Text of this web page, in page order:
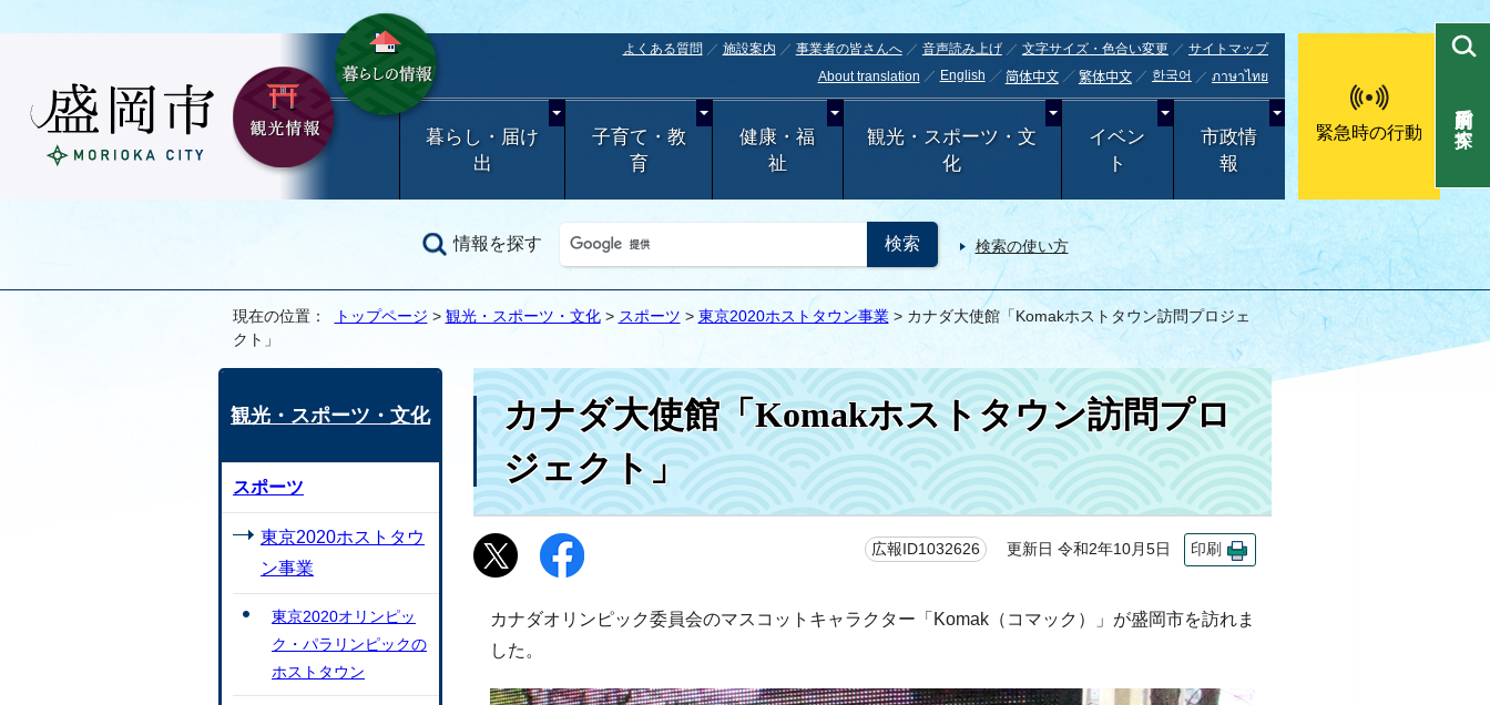
よくある質問 施設案内 事業者の皆さんへ 音声読み上げ 文字サイズ・色合い変更
サイトマップ
About translation
English 简体中文 繁体中文 한국어 ภาษาไทย
暮らし・届け
出
子育て・教
育
健康・福
祉
観光・スポーツ・文
化
イベン
ト
市政情
報
緊急時の行動
情報を探す 検索の使い方
目的別で探す
現在の位置： トップページ > 観光・スポーツ・文化> スポーツ > 東京2020ホストタウン事業> カナダ大使館「Komakホストタウン訪問プロジェ
クト」
カナダ大使館「Komakホストタウン訪問プロ
ジェクト」
広報ID1032626 更新日 令和2年10月5日 印刷
カナダオリンピック委員会のマスコットキャラクター「Komak（コマック）」が盛岡市を訪れま
した。
観光・スポーツ・文化
スポーツ
東京2020ホストタウ
ン事業
東京2020オリンピッ
ク・パラリンピックの
ホストタウン